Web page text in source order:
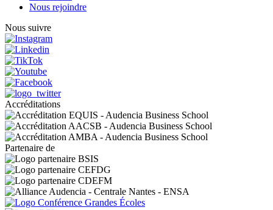
Nous rejoindre
Nous suivre
Accréditations
Partenaire de